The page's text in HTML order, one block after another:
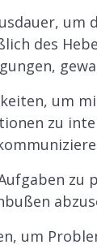
um
des
um
zu
um